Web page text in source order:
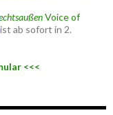
Voice of
ist ab sofort in 2.
<<<